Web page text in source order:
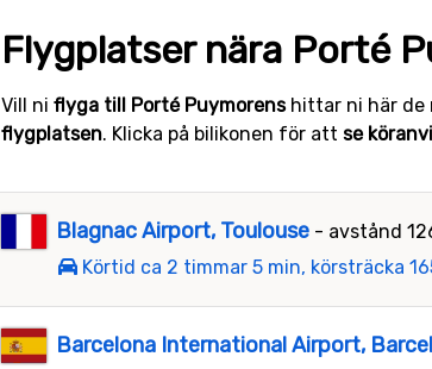
Flygplatser nära Porté
Vill ni flyga till Porté Puymorenshittar ni här de
flygplatsen. Klicka på bilikonen för att se
Blagnac Airport, Toulouse - avstånd
Körtid ca 2 timmar 5 min, körsträcka
Barcelona International Airport,